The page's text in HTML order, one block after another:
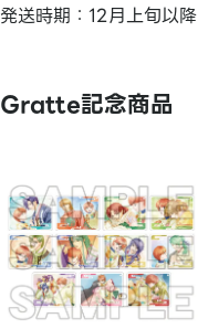
発送時期：12月上旬以降
Gratte記念商品